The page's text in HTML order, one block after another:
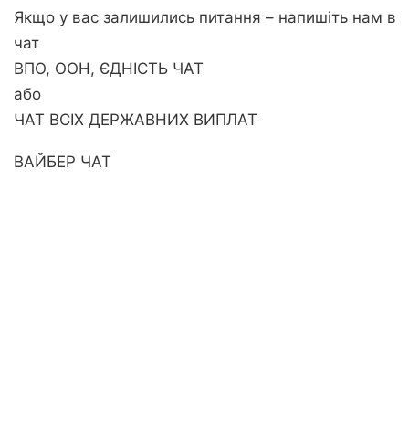
Якщо у вас залишились питання – напишіть нам в
чат
ВПО, ООН, ЄДНІСТЬ ЧАТ
або
ЧАТ ВСІХ ДЕРЖАВНИХ ВИПЛАТ
ВАЙБЕР ЧАТ